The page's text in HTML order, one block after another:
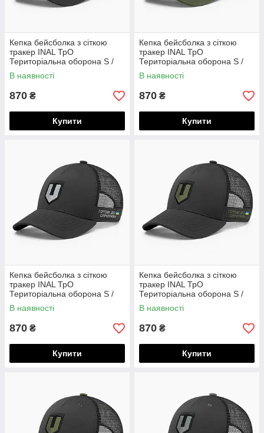
Кепка бейсболка з сіткою
тракер INAL ТрО
Територіальна оборона S /
53-54 Оливковий/ Чорний
40253
В наявності
870 ₴
Купити
Кепка бейсболка з сіткою
тракер INAL ТрО
Територіальна оборона S /
53-54 Оливковий 50253
В наявності
870 ₴
Купити
Кепка бейсболка з сіткою
тракер INAL ТрО
Територіальна оборона S /
53-54 Чорний 49953
В наявності
870 ₴
Купити
Кепка бейсболка з сіткою
тракер INAL ТрО
Територіальна оборона S /
53-54 Чорний 40553
В наявності
870 ₴
Купити